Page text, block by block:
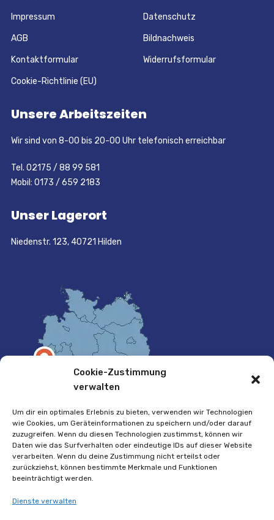
Cookie-Zustimmung
verwalten
Um dir ein optimales Erlebnis zu bieten, verwenden wir Technologien
wie Cookies, um Geräteinformationen zu speichern und/oder darauf
zuzugreifen. Wenn du diesen Technologien zustimmst, können wir
Daten wie das Surfverhalten oder eindeutige IDs auf dieser Website
verarbeiten. Wenn du deine Zustimmung nicht erteilst oder
zurückziehst, können bestimmte Merkmale und Funktionen
beeinträchtigt werden.
Dienste verwalten
Impressum Datenschutz
AGB Bildnachweis
Kontaktformular Widerrufsformular
Cookie-Richtlinie (EU)
Unsere Arbeitszeiten
Wir sind von 8-00 bis 20-00 Uhr telefonisch erreichbar
Tel. 02175 / 88 99 581
Mobil: 0173 / 659 2183
Unser Lagerort
Niedenstr. 123, 40721 Hilden